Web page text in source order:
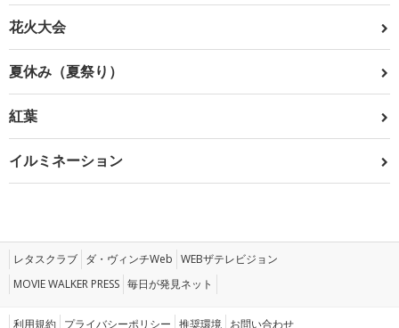
花火大会
夏休み（夏祭り）
紅葉
イルミネーション
レタスクラブ ダ・ヴィンチWeb WEBザテレビジョン
MOVIE WALKER PRESS 毎日が発見ネット
利用規約 プライバシーポリシー 推奨環境 お問い合わせ